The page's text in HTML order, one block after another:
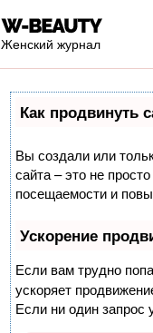
Женский журнал
Как продвинуть
Вы создали или
сайта – это не
посещаемости и
Ускорение
Если вам трудно
ускоряет
Если ни один запрос